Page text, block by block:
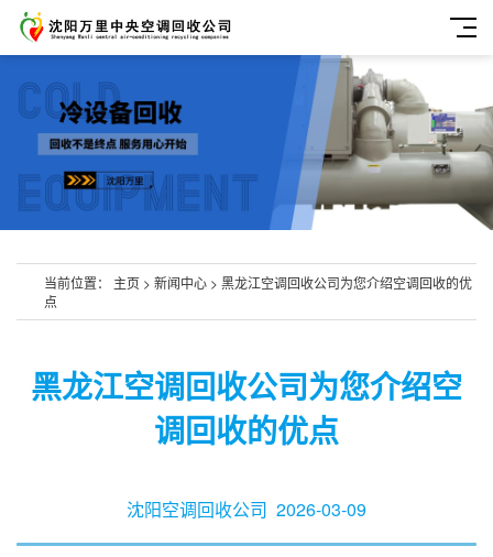
当前位置： 主页 > 新闻中心 > 黑龙江空调回收公司为您介绍空调回收的优
点
黑龙江空调回收公司为您介绍空
调回收的优点
沈阳空调回收公司 2026-03-09